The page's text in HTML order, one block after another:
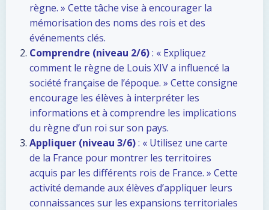
règne. » Cette tâche vise à encourager la
mémorisation des noms des rois et des
événements clés.
Comprendre (niveau 2/6): « Expliquez
comment le règne de Louis XIV a influencé la
société française de l’époque. » Cette consigne
encourage les élèves à interpréter les
informations et à comprendre les implications
du règne d’un roi sur son pays.
Appliquer (niveau 3/6): « Utilisez une carte
de la France pour montrer les territoires
acquis par les différents rois de France. » Cette
activité demande aux élèves d’appliquer leurs
connaissances sur les expansions territoriales